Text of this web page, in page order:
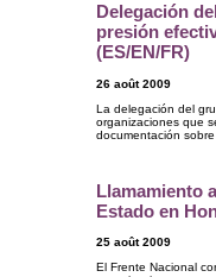
Delegación
presión
(ES/EN/FR)
26 août 2009
La delegación del
organizaciones que
documentación
Llamamiento
Estado en
25 août 2009
El Frente Nacional